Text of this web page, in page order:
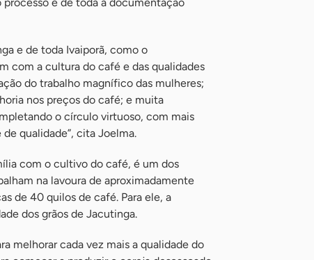
e de toda Ivaiporã, como o
com a cultura do café e das qualidades
do trabalho magnífico das mulheres;
nos preços do café; e muita
o círculo virtuoso, com mais
qualidade”, cita Joelma.
com o cultivo do café, é um dos
na lavoura de aproximadamente
de 40 quilos de café. Para ele, a
dos grãos de Jacutinga.
melhorar cada vez mais a qualidade do